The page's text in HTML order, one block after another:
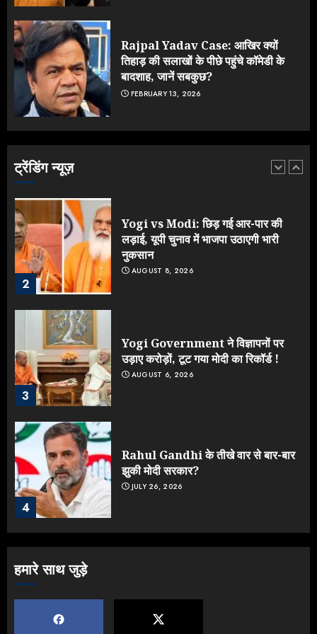
Rajpal Yadav Case: आखिर क्यों
तिहाड़ की सलाखों के पीछे पहुंचे कॉमेडी के
बादशाह, जानें सबकुछ?
FEBRUARY 13, 2026
ट्रेंडिंग न्यूज़
5
JULY 24, 2026
1
भड़क गए जेन-जी, करने लगे शिकायत
2
Yogi vs Modi: छिड़ गई आर-पार की
लड़ाई, यूपी चुनाव में भाजपा उठाएगी भारी
नुकसान
AUGUST 8, 2026
3
Yogi Government ने विज्ञापनों पर
उड़ाए करोड़ों, टूट गया मोदी का रिकॉर्ड !
AUGUST 6, 2026
4
Rahul Gandhi के तीखे वार से बार-बार
झुकी मोदी सरकार?
JULY 26, 2026
JULY 24, 2026
हमारे साथ जुड़े